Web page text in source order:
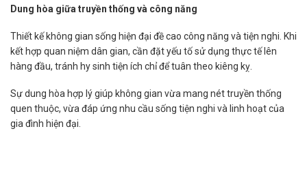
Dung hòa giữa truyền thống và công năng
Thiết kế không gian sống hiện đại đề cao công năng và tiện nghi. Khi
kết hợp quan niệm dân gian, cần đặt yếu tố sử dụng thực tế lên
hàng đầu, tránh hy sinh tiện ích chỉ để tuân theo kiêng kỵ.
Sự dung hòa hợp lý giúp không gian vừa mang nét truyền thống
quen thuộc, vừa đáp ứng nhu cầu sống tiện nghi và linh hoạt của
gia đình hiện đại.